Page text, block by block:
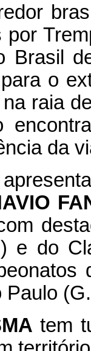
Brasil
o
raia
da
e do
Paulo
tem